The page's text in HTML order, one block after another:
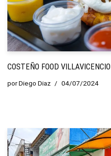
COSTEÑO FOOD VILLAVICENCIO
porDiego Diaz 04/07/2024